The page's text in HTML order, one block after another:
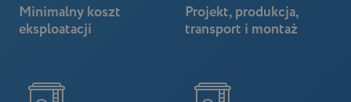
Minimalny koszt
eksploatacji
Projekt, produkcja,
transport i montaż